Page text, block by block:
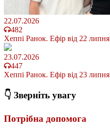
22.07.2026
482
Хеппі Ранок. Ефір від 22 липня
23.07.2026
447
Хеппі Ранок. Ефір від 23 липня
👇 Зверніть увагу
Потрібна допомога